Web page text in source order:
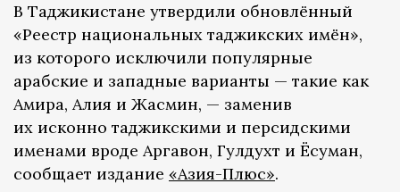
В Таджикистане утвердили обновлённый
«Реестр национальных таджикских имён»,
из которого исключили популярные
арабские и западные варианты — такие как
Амира, Алия и Жасмин, — заменив
их исконно таджикскими и персидскими
именами вроде Аргавон, Гулдухт и Ёсуман,
сообщает издание «Азия-Плюс».